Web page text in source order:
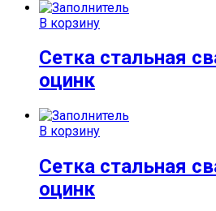
В корзину
Сетка стальная
оцинк
В корзину
Сетка стальная
оцинк